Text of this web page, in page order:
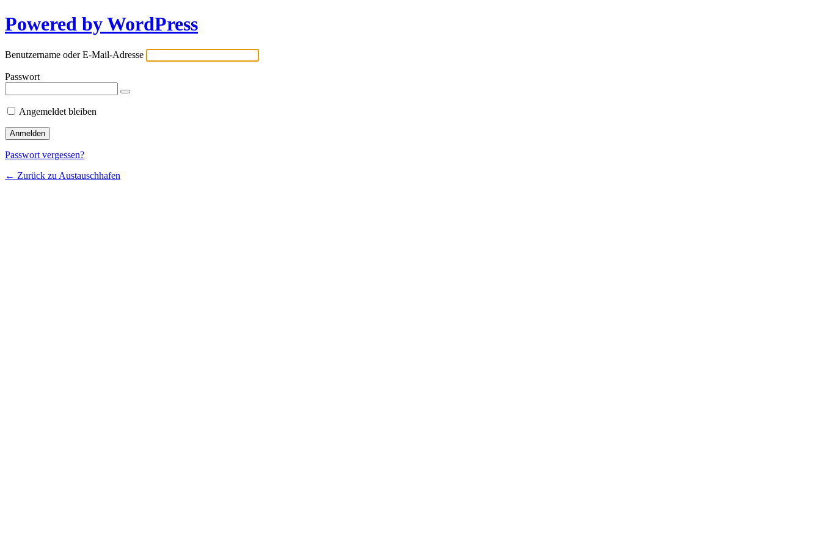
Powered by WordPress
Benutzername oder E-Mail-Adresse
Passwort
Angemeldet bleiben
Passwort vergessen?
← Zurück zu Austauschhafen